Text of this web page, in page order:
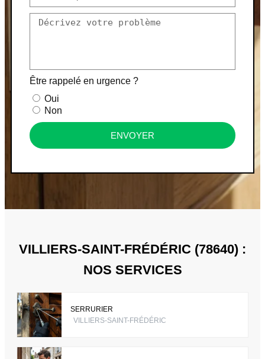
Être rappelé en urgence ?
Oui
Non
ENVOYER
VILLIERS-SAINT-FRÉDÉRIC (78640) :
NOS SERVICES
SERRURIER
VILLIERS-SAINT-FRÉDÉRIC